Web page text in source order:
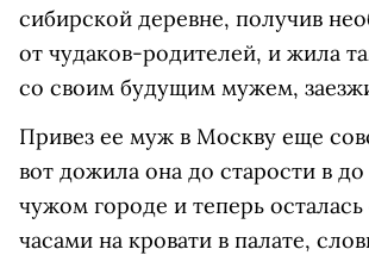
сибирской деревне, получив
от чудаков-родителей, и жила
со своим будущим мужем,
Привез ее муж в Москву еще
вот дожила она до старости в
чужом городе и теперь
часами на кровати в палате,